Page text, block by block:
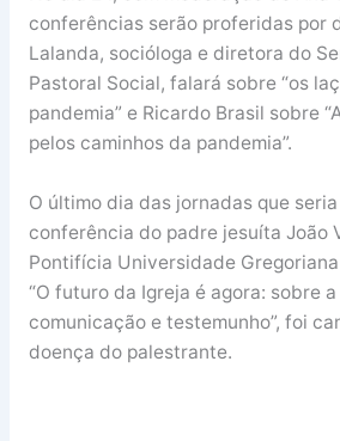
conferências serão proferidas por
Lalanda, socióloga e diretora do
Pastoral Social, falará sobre “os
pandemia” e Ricardo Brasil sobre
pelos caminhos da pandemia”.
O último dia das jornadas que
conferência do padre jesuíta João
Pontifícia Universidade
“O futuro da Igreja é agora: sobre
comunicação e testemunho”, foi
doença do palestrante.